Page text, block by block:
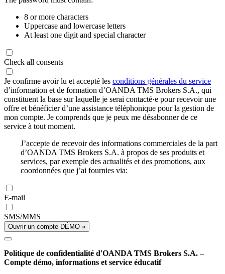
8 or more characters
Uppercase and lowercase letters
At least one digit and special character
Check all consents
Je confirme avoir lu et accepté les conditions générales du service
d’information et de formation d’OANDA TMS Brokers S.A., qui
constituent la base sur laquelle je serai contacté·e pour recevoir une
offre et bénéficier d’une assistance téléphonique pour la gestion de
mon compte. Je comprends que je peux me désabonner de ce
service à tout moment.
J’accepte de recevoir des informations commerciales de la part
d’OANDA TMS Brokers S.A. à propos de ses produits et
services, par exemple des actualités et des promotions, aux
coordonnées que j’ai fournies via:
E-mail
SMS/MMS
Ouvrir un compte DÉMO »
Politique de confidentialité d'OANDA TMS Brokers S.A. –
Compte démo, informations et service éducatif